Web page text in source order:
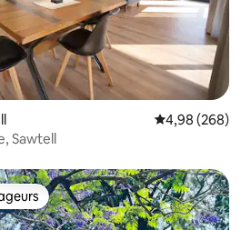
Note
4,98 (268)
Sawtell
parmi les plus aimés